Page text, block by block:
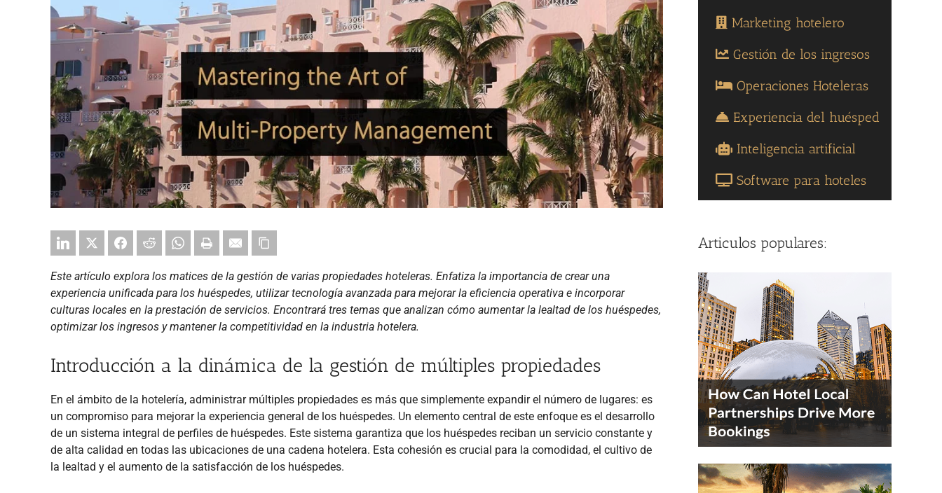
Este artículo explora los matices de la gestión de varias propiedades hoteleras. Enfatiza la importancia de crear una
experiencia unificada para los huéspedes, utilizar tecnología avanzada para mejorar la eficiencia operativa e incorporar
culturas locales en la prestación de servicios. Encontrará tres temas que analizan cómo aumentar la lealtad de los huéspedes,
optimizar los ingresos y mantener la competitividad en la industria hotelera.
Introducción a la dinámica de la gestión de múltiples propiedades
En el ámbito de la hotelería, administrar múltiples propiedades es más que simplemente expandir el número de lugares: es
un compromiso para mejorar la experiencia general de los huéspedes. Un elemento central de este enfoque es el desarrollo
de un sistema integral de perfiles de huéspedes. Este sistema garantiza que los huéspedes reciban un servicio constante y
de alta calidad en todas las ubicaciones de una cadena hotelera. Esta cohesión es crucial para la comodidad, el cultivo de
la lealtad y el aumento de la satisfacción de los huéspedes.
Marketing hotelero
Gestión de los ingresos
Operaciones Hoteleras
Experiencia del huésped
Inteligencia artificial
Software para hoteles
Articulos populares: